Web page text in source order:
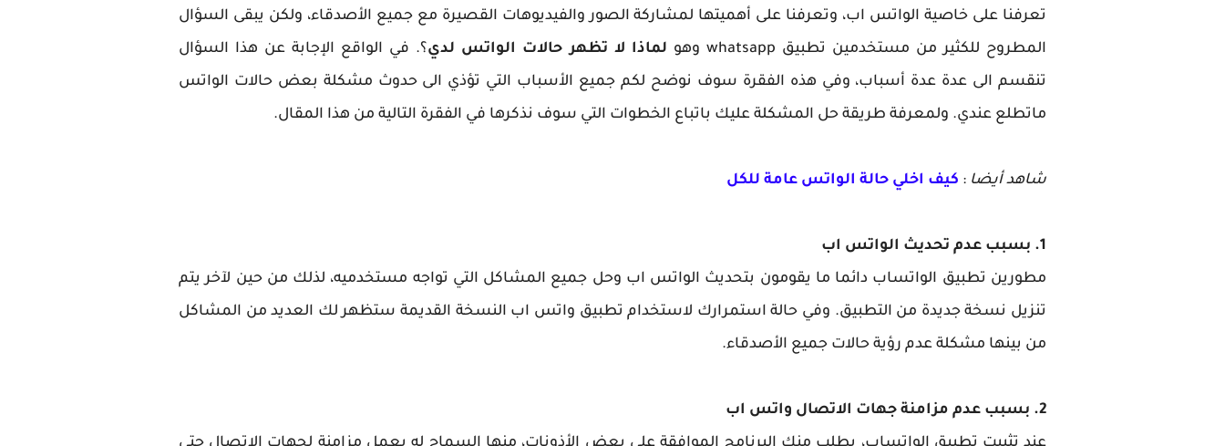
تعرفنا على خاصية الواتس اب، وتعرفنا على أهميتها لمشاركة الصور والفيديوهات القصيرة مع جميع الأصدقاء، ولكن يبقى السؤال
المطروح للكثير من مستخدمين تطبيق whatsapp وهو
لماذا لا تظهر حالات الواتس لدي؟. في الواقع الإجابة عن هذا السؤال
تنقسم الى عدة عدة أسباب، وفي هذه الفقرة سوف نوضح لكم جميع الأسباب التي تؤذي الى حدوث مشكلة بعض حالات الواتس
ماتطلع عندي. ولمعرفة طريقة حل المشكلة عليك باتباع الخطوات التي سوف نذكرها في الفقرة التالية من هذا المقال.
شاهد أيضا : كيف اخلي حالة الواتس عامة للكل
1. بسبب عدم تحديث الواتس اب
مطورين تطبيق الواتساب دائما ما يقومون بتحديث الواتس اب وحل جميع المشاكل التي تواجه مستخدميه، لذلك من حين لآخر يتم
تنزيل نسخة جديدة من التطبيق. وفي حالة استمرارك لاستخدام تطبيق واتس اب النسخة القديمة ستظهر لك العديد من المشاكل
من بينها مشكلة عدم رؤية حالات جميع الأصدقاء.
2. بسبب عدم مزامنة جهات الاتصال واتس اب